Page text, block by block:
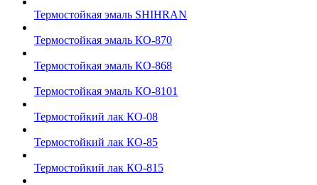
Термостойкая эмаль SHIHRAN
Термостойкая эмаль КО-870
Термостойкая эмаль КО-868
Термостойкая эмаль КО-8101
Термостойкий лак КО-08
Термостойкий лак КО-85
Термостойкий лак КО-815